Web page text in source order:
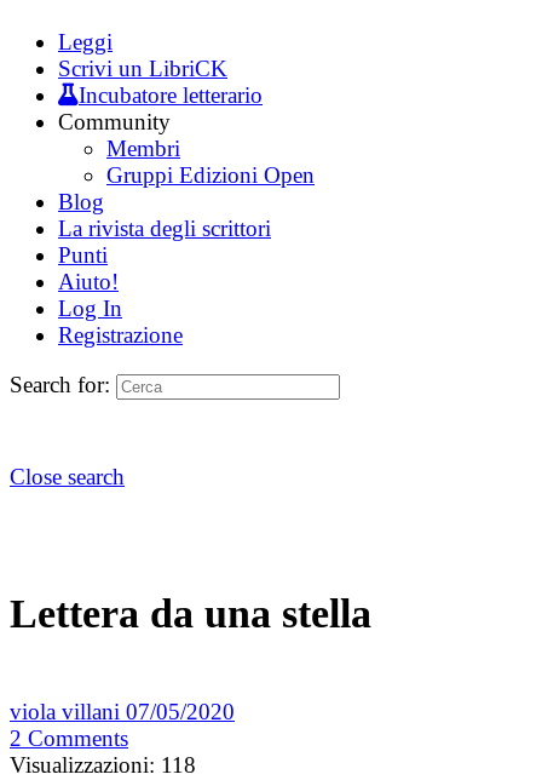
Leggi
Scrivi un LibriCK
Incubatore letterario
Community
Membri
Gruppi Edizioni Open
Blog
La rivista degli scrittori
Punti
Aiuto!
Log In
Registrazione
Search for:
Close search
Lettera da una stella
viola villani 07/05/2020
2 Comments
Visualizzazioni: 118